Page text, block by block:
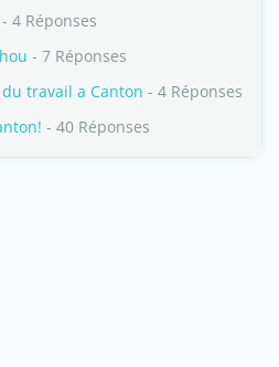
- 4 Réponses
- 7 Réponses
travail a Canton - 4 Réponses
- 40 Réponses